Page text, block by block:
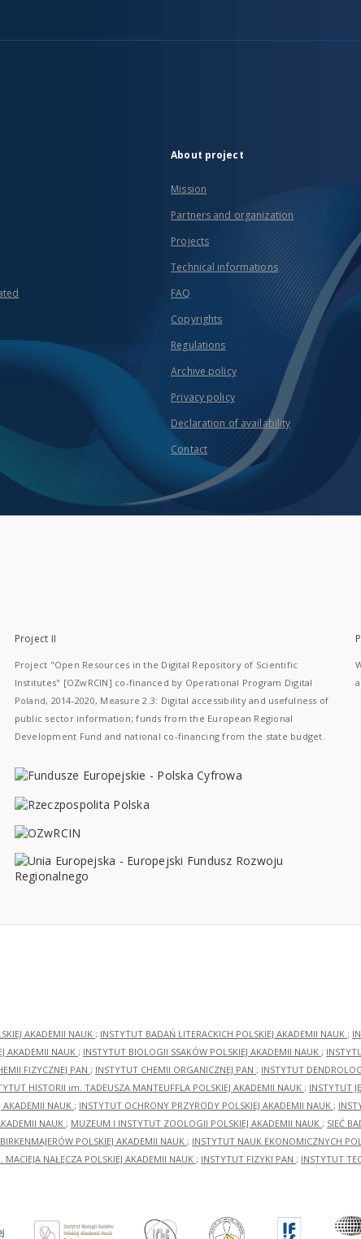
About project
Mission
Partners and organization
Projects
Technical informations
FAQ
Copyrights
Regulations
Archive policy
Privacy policy
Declaration of availability
Contact
Project II
Project "Open Resources in the Digital Repository of Scientific
Institutes" [OZwRCIN] co-financed by Operational Program Digital
Poland, 2014-2020, Measure 2.3: Digital accessibility and usefulness of
public sector information; funds from the European Regional
Development Fund and national co-financing from the state budget.
AKADEMII NAUK ; INSTYTUT BADAŃ LITERACKICH POLSKIEJ AKADEMII NAUK ;
AKADEMII NAUK ; INSTYTUT BIOLOGII SSAKÓW POLSKIEJ AKADEMII NAUK ;
FIZYCZNEJ PAN ; INSTYTUT CHEMII ORGANICZNEJ PAN ; INSTYTUT
HISTORII im. TADEUSZA MANTEUFFLA POLSKIEJ AKADEMII NAUK ; INSTYTUT
AKADEMII NAUK ; INSTYTUT OCHRONY PRZYRODY POLSKIEJ AKADEMII NAUK ;
NAUK ; MUZEUM I INSTYTUT ZOOLOGII POLSKIEJ AKADEMII NAUK ; SIEĆ
POLSKIEJ AKADEMII NAUK ; INSTYTUT NAUK EKONOMICZNYCH
NAŁĘCZA POLSKIEJ AKADEMII NAUK ; INSTYTUT FIZYKI PAN ; INSTYTUT